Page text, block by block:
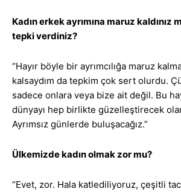
Kadın erkek ayrımına maruz kaldınız
tepki verdiniz?
“Hayır böyle bir ayrımcılığa maruz
kalsaydım da tepkim çok sert olurdu.
sadece onlara veya bize ait değil. Bu
dünyayı hep birlikte güzelleştirecek
Ayrımsız günlerde buluşacağız.”
Ülkemizde kadın olmak zor mu?
“Evet, zor. Hala katlediliyoruz, çeşitli